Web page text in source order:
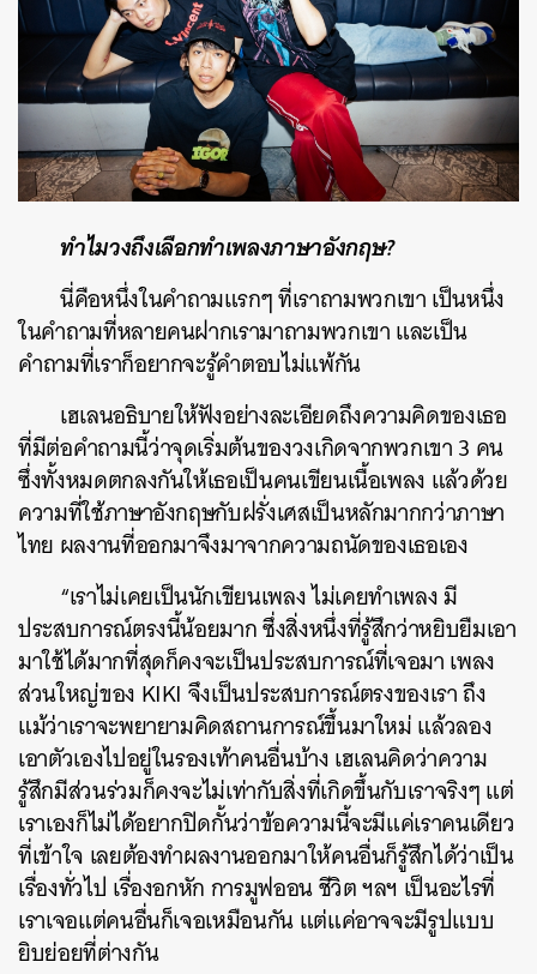
ทำไมวงถึงเลือกทำเพลงภาษาอังกฤษ?
นี่คือหนึ่งในคำถามแรกๆ ที่เราถามพวกเขา เป็นหนึ่ง
ในคำถามที่หลายคนฝากเรามาถามพวกเขา และเป็น
คำถามที่เราก็อยากจะรู้คำตอบไม่แพ้กัน
เฮเลนอธิบายให้ฟังอย่างละเอียดถึงความคิดของเธอ
ที่มีต่อคำถามนี้ว่าจุดเริ่มต้นของวงเกิดจากพวกเขา 3 คน
ซึ่งทั้งหมดตกลงกันให้เธอเป็นคนเขียนเนื้อเพลง แล้วด้วย
ความที่ใช้ภาษาอังกฤษกับฝรั่งเศสเป็นหลักมากกว่าภาษา
ไทย ผลงานที่ออกมาจึงมาจากความถนัดของเธอเอง
“เราไม่เคยเป็นนักเขียนเพลง ไม่เคยทำเพลง มี
ประสบการณ์ตรงนี้น้อยมาก ซึ่งสิ่งหนึ่งที่รู้สึกว่าหยิบยืมเอา
มาใช้ได้มากที่สุดก็คงจะเป็นประสบการณ์ที่เจอมา เพลง
ส่วนใหญ่ของ KIKI จึงเป็นประสบการณ์ตรงของเรา ถึง
แม้ว่าเราจะพยายามคิดสถานการณ์ขึ้นมาใหม่ แล้วลอง
เอาตัวเองไปอยู่ในรองเท้าคนอื่นบ้าง เฮเลนคิดว่าความ
รู้สึกมีส่วนร่วมก็คงจะไม่เท่ากับสิ่งที่เกิดขึ้นกับเราจริงๆ แต่
เราเองก็ไม่ได้อยากปิดกั้นว่าข้อความนี้จะมีแค่เราคนเดียว
ที่เข้าใจ เลยต้องทำผลงานออกมาให้คนอื่นก็รู้สึกได้ว่าเป็น
เรื่องทั่วไป เรื่องอกหัก การมูฟออน ชีวิต ฯลฯ เป็นอะไรที่
เราเจอแต่คนอื่นก็เจอเหมือนกัน แต่แค่อาจจะมีรูปแบบ
ยิบย่อยที่ต่างกัน